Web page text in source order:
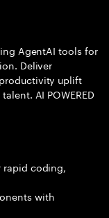
AgentAI tools for
Deliver
uplift
AI POWERED
rapid coding,
with